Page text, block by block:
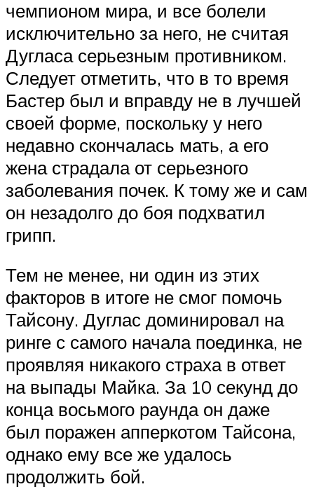
чемпионом мира, и все болели
исключительно за него, не считая
Дугласа серьезным противником.
Следует отметить, что в то время
Бастер был и вправду не в лучшей
своей форме, поскольку у него
недавно скончалась мать, а его
жена страдала от серьезного
заболевания почек. К тому же и сам
он незадолго до боя подхватил
грипп.
Тем не менее, ни один из этих
факторов в итоге не смог помочь
Тайсону. Дуглас доминировал на
ринге с самого начала поединка, не
проявляя никакого страха в ответ
на выпады Майка. За 10 секунд до
конца восьмого раунда он даже
был поражен апперкотом Тайсона,
однако ему все же удалось
продолжить бой.